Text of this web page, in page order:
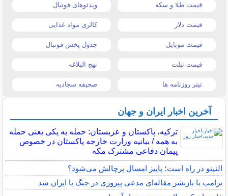
قیمت طلا و سکه ویدئوهای فوتبال
قیمت دلار کالری مواد غذایی
قیمت موبایل جدول پخش فوتبال
قیمت تبلت نهج البلاغه
تیتر روزنامه ها صحیفه سجادیه
آخرین اخبار ایران و جهان
ترکیه، پاکستان و عربستان: حمله به یکی یعنی حمله
به همه / بیانیه وزارت خارجه پاکستان در خصوص
پیمان دفاعی مشترک مکه
النینو در راه است؛ پاییز امسال پرچالش می‌شود؟
ترامپ با بازنشر مقاله‌ای مدعی پیروزی در جنگ با ایران شد